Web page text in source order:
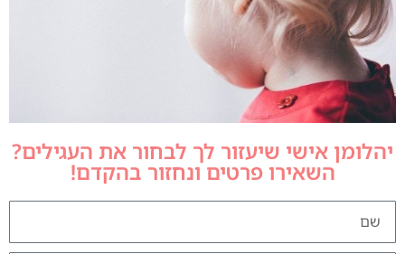
יהלומן אישי שיעזור לך לבחור את העגילים?
השאירו פרטים ונחזור בהקדם!